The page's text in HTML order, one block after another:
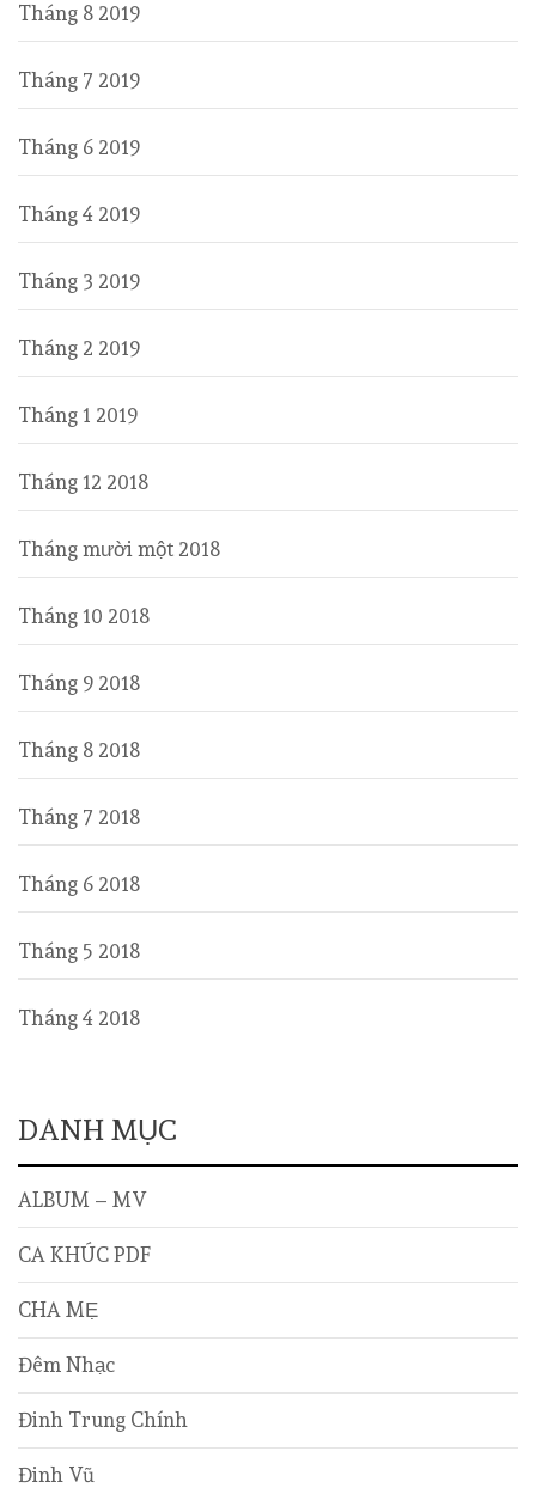
Tháng 8 2019
Tháng 7 2019
Tháng 6 2019
Tháng 4 2019
Tháng 3 2019
Tháng 2 2019
Tháng 1 2019
Tháng 12 2018
Tháng mười một 2018
Tháng 10 2018
Tháng 9 2018
Tháng 8 2018
Tháng 7 2018
Tháng 6 2018
Tháng 5 2018
Tháng 4 2018
DANH MỤC
ALBUM – MV
CA KHÚC PDF
CHA MẸ
Đêm Nhạc
Đinh Trung Chính
Đinh Vũ